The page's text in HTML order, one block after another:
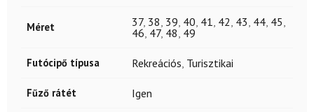
Méret 37, 38, 39, 40, 41, 42, 43, 44, 45,
46, 47, 48, 49
Futócipő típusa Rekreációs, Turisztikai
Fűző rátét Igen